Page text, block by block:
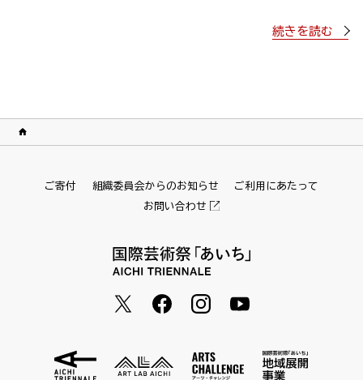
続きを読む
ご寄付 組織委員会からのお知らせ
ご利用にあたって
お問い合わせ